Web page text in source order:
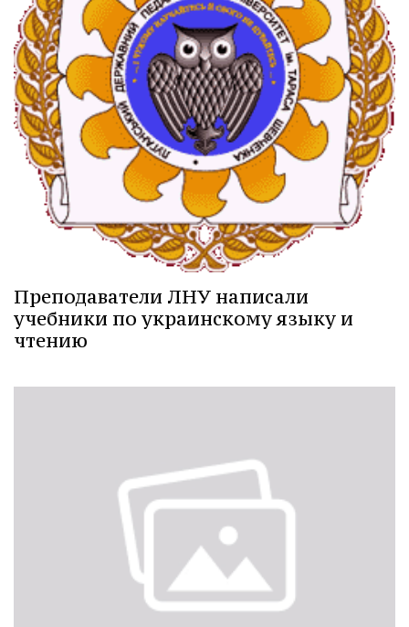
Преподаватели ЛНУ написали
учебники по украинскому языку и
чтению